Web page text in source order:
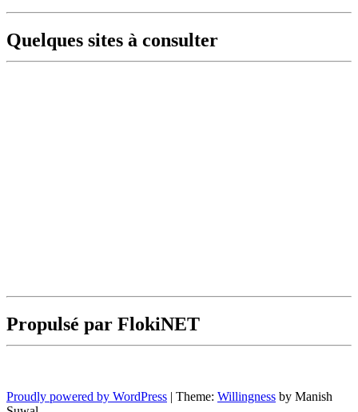
Quelques sites à consulter
Propulsé par FlokiNET
Proudly powered by WordPress | Theme: Willingness by Manish